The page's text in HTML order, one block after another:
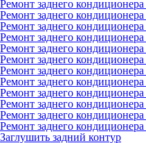
Ремонт заднего
Ремонт заднего
Ремонт заднего
Ремонт заднего
Ремонт заднего
Ремонт заднего
Ремонт заднего
Ремонт заднего
Ремонт заднего кондиционера
Ремонт заднего
Ремонт заднего
Ремонт заднего
Заглушить задний контур